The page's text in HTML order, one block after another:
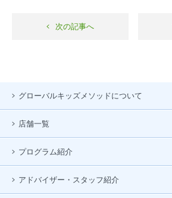
次の記事へ
グローバルキッズメソッドについて
店舗一覧
プログラム紹介
アドバイザー・スタッフ紹介